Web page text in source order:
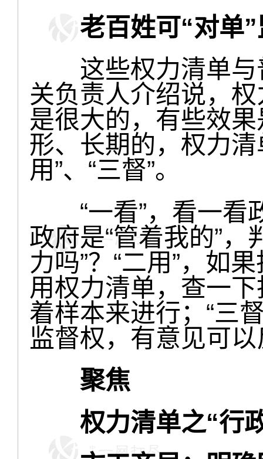
老百姓可“对单
这些权力清单与
关负责人介绍说，
是很大的，有些效
形、长期的，权力清
用”、“三督”。
“一看”，看一看
政府是“管着我的”，
力吗”？“二用”，如
用权力清单，查一
着样本来进行；“三
监督权，有意见可
聚焦
权力清单之“行